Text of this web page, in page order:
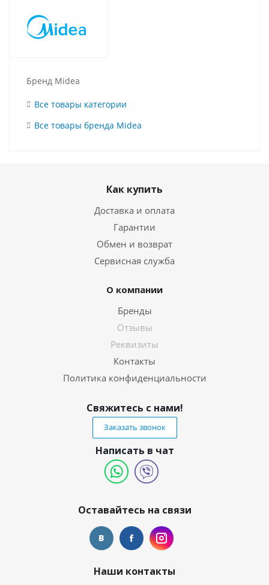
Бренд Midea
Все товары категории
Все товары бренда Midea
Как купить
Доставка и оплата
Гарантии
Обмен и возврат
Сервисная служба
О компании
Бренды
Отзывы
Реквизиты
Контакты
Политика конфиденциальности
Свяжитесь с нами!
Заказать звонок
Написать в чат
Оставайтесь на связи
Наши контакты